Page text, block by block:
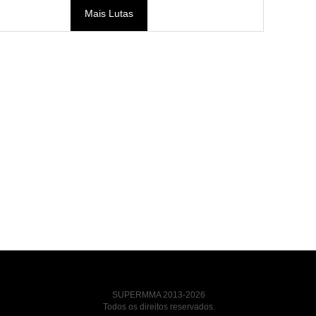
Mais Lutas
SUPERMMA 2013-2026
Todos os direitos reservados.